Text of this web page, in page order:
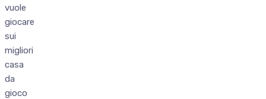
vuole
giocare
sui
migliori
casa
da
gioco